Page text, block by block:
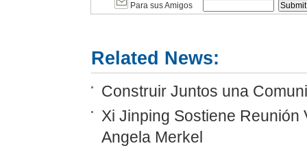
Para sus Amigos
Related News:
Construir Juntos una
Xi Jinping Sostiene Reunión
Angela Merkel